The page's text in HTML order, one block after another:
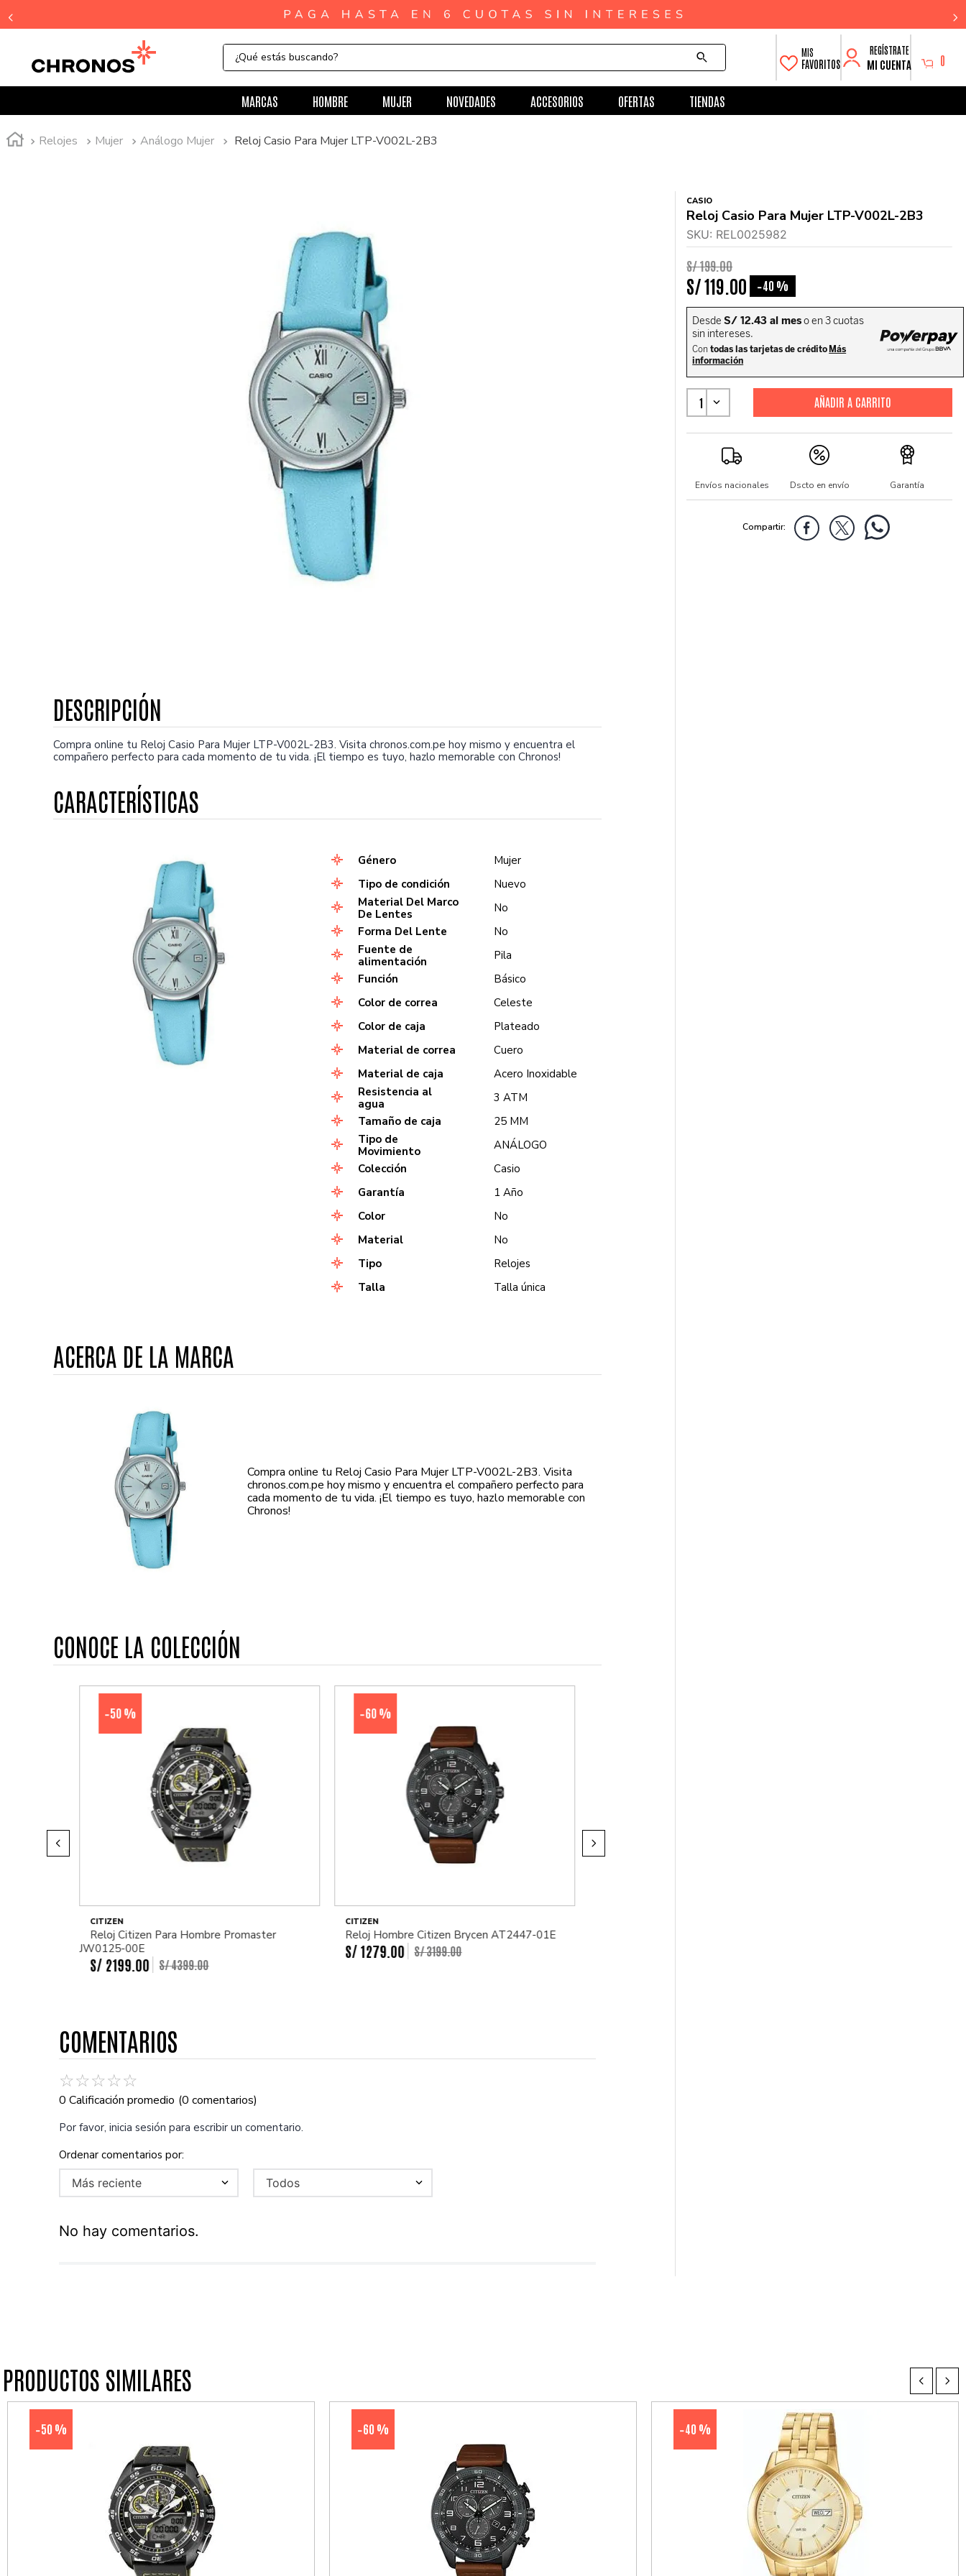
¿Qué estás buscando?
FAVORITOS MI CUENTA 0
MARCAS HOMBRE MUJER NOVEDADES ACCESORIOS OFERTAS TIENDAS
Relojes Mujer Análogo Mujer Reloj Casio Para Mujer LTP-V002L-2B3
Compra online tu Reloj Casio Para Mujer LTP-V002L-2B3. Visita chronos.com.pe hoy mismo y encuentra el
compañero perfecto para cada momento de tu vida. ¡El tiempo es tuyo, hazlo memorable con Chronos!
Género
Mujer
Tipo de condición
Nuevo
Material Del Marco
De Lentes
No
Forma Del Lente
No
Fuente de
alimentación
Pila
Función
Básico
Color de correa
Celeste
Color de caja
Plateado
Material de correa
Cuero
Material de caja
Acero Inoxidable
Resistencia al
agua
3 ATM
Tamaño de caja
25 MM
Tipo de
Movimiento
ANÁLOGO
Colección
Casio
Garantía
1 Año
Color
No
Material
No
Tipo
Relojes
Talla
Talla única
ACERCA DE LA MARCA
Compra online tu Reloj Casio Para Mujer LTP-V002L-2B3. Visita
chronos.com.pe hoy mismo y encuentra el compañero perfecto para
cada momento de tu vida. ¡El tiempo es tuyo, hazlo memorable con
Chronos!
CONOCE LA COLECCIÓN
-50 %
CITIZEN
Reloj Citizen Para Hombre Promaster
JW0125-00E
S/ 2199 00 S/4399.00
-60 %
CITIZEN
Reloj Hombre Citizen Brycen AT2447-01E
S/1279 00 S/3199.00
COMENTARIOS
☆☆☆☆☆
0 Calificación promedio (0 comentarios)
Por favor, inicia sesión para escribir un comentario.
Más reciente Todos
No hay comentarios.
CASIO
Reloj Casio Para Mujer LTP-V002L-2B3
SKU: REL0025982
S/199.00
S/119 00 -40 %
1
Envíos nacionales Dscto en envío Garantía
PRODUCTOS SIMILARES
-50 % -60 % -40 %